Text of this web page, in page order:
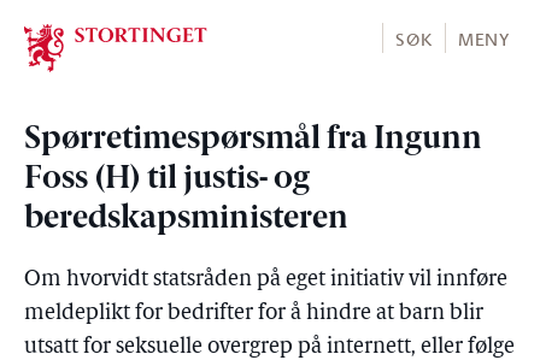
Stortinget.no
SØK MENY
Spørretimespørsmål fra Ingunn
Foss (H) til justis- og
beredskapsministeren
Om hvorvidt statsråden på eget initiativ vil innføre
meldeplikt for bedrifter for å hindre at barn blir
utsatt for seksuelle overgrep på internett, eller følge